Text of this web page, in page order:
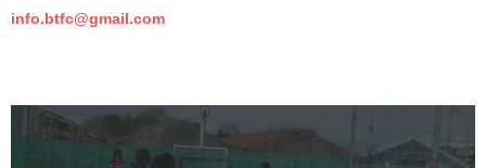
info.btfc@gmail.com